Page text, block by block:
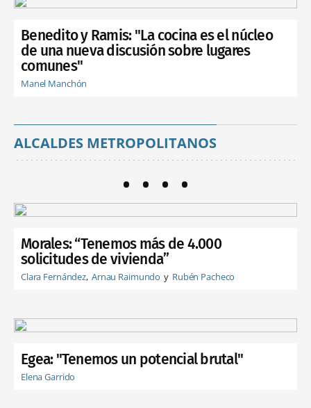
Benedito y Ramis: "La cocina es el núcleo
de una nueva discusión sobre lugares
comunes"
Manel Manchón
ALCALDES METROPOLITANOS
Morales: “Tenemos más de 4.000
solicitudes de vivienda”
Clara Fernández Arnau Raimundo Rubén Pacheco
Egea: "Tenemos un potencial brutal"
Elena Garrido